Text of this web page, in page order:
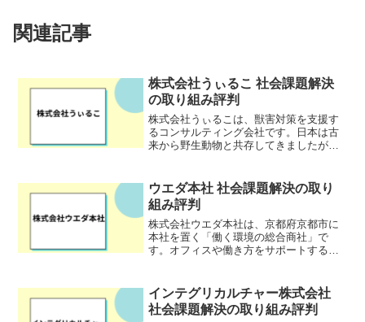
関連記事
株式会社うぃるこ 社会課題解決
の取り組み評判
株式会社うぃるこは、獣害対策を支援す
るコンサルティング会社です。日本は古
来から野生動物と共存してきましたが、
となり、農作物への被害や人的被害な
ど、さまざまな問題が生じてい...
ウエダ本社 社会課題解決の取り
組み評判
株式会社ウエダ本社は、京都府京都市に
本社を置く「働く環境の総合商社」で
す。オフィスや働き方をサポートする事
施工、OA機器や備品の販売を行うだけで
はなく、働く人にスポット...
インテグリカルチャー株式会社
社会課題解決の取り組み評判